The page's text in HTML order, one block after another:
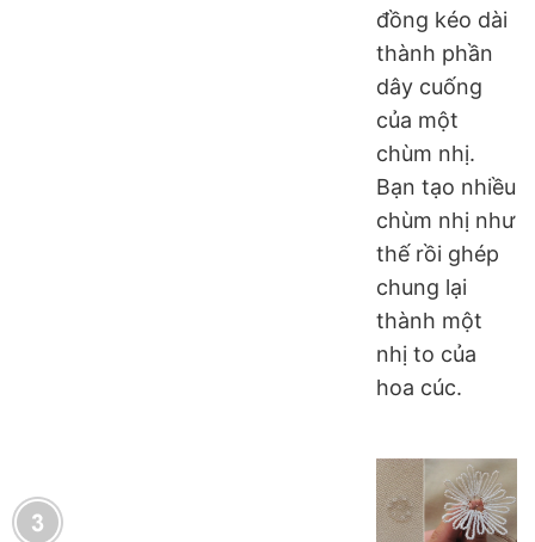
đồng kéo dài
thành phần
dây cuống
của một
chùm nhị.
Bạn tạo nhiều
chùm nhị như
thế rồi ghép
chung lại
thành một
nhị to của
hoa cúc.